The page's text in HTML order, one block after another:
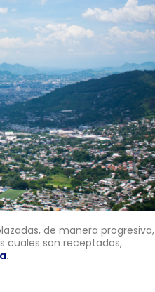
de manera progresiva,
cuales son receptados,
.